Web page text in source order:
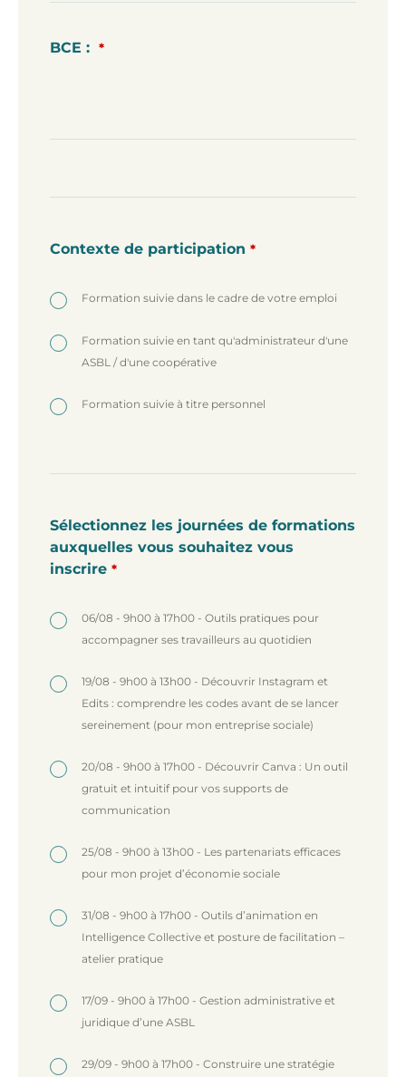
BCE : *
Contexte de participation *
Formation suivie dans le cadre de votre emploi
Formation suivie en tant qu'administrateur d'une
ASBL / d'une coopérative
Formation suivie à titre personnel
Sélectionnez les journées de formations
auxquelles vous souhaitez vous
inscrire *
06/08 - 9h00 à 17h00 - Outils pratiques pour
accompagner ses travailleurs au quotidien
19/08 - 9h00 à 13h00 - Découvrir Instagram et
Edits : comprendre les codes avant de se lancer
sereinement (pour mon entreprise sociale)
20/08 - 9h00 à 17h00 - Découvrir Canva : Un outil
gratuit et intuitif pour vos supports de
communication
25/08 - 9h00 à 13h00 - Les partenariats efficaces
pour mon projet d’économie sociale
31/08 - 9h00 à 17h00 - Outils d’animation en
Intelligence Collective et posture de facilitation –
atelier pratique
17/09 - 9h00 à 17h00 - Gestion administrative et
juridique d’une ASBL
29/09 - 9h00 à 17h00 - Construire une stratégie